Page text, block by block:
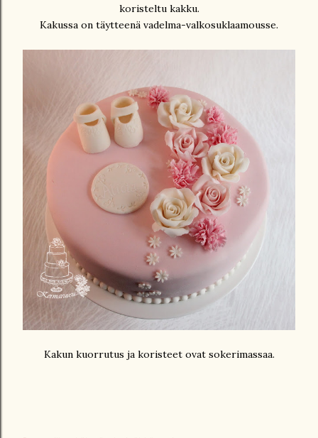
koristeltu kakku.
Kakussa on täytteenä vadelma-valkosuklaamousse.
Kakun kuorrutus ja koristeet ovat sokerimassaa.